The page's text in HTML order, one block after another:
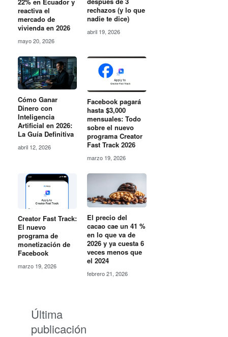
reactiva el
mercado de
vivienda en 2026
mayo 20, 2026
rechazos (y lo que
nadie te dice)
abril 19, 2026
Cómo Ganar
Dinero con
Inteligencia
Artificial en 2026:
La Guía Definitiva
abril 12, 2026
Facebook pagará
hasta $3,000
mensuales: Todo
sobre el nuevo
programa Creator
Fast Track 2026
marzo 19, 2026
Creator Fast Track:
El nuevo
programa de
monetización de
Facebook
marzo 19, 2026
El precio del
cacao cae un 41 %
en lo que va de
2026 y ya cuesta 6
veces menos que
el 2024
febrero 21, 2026
Última
publicación